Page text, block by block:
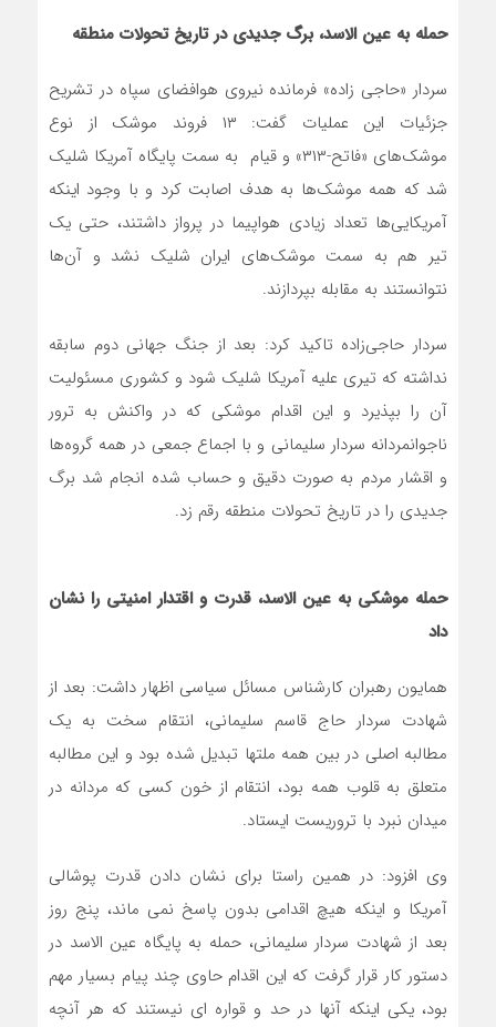
حمله به عین الاسد، برگ جدیدی در تاریخ تحولات منطقه
سردار «حاجی زاده» فرمانده نیروی هوافضای سپاه در تشریح
جزئیات این عملیات گفت: ۱۳ فروند موشک از نوع
موشک‌های «فاتح-۳۱۳» و قیام به سمت پایگاه‌ آمریکا شلیک
شد که همه موشک‌ها به هدف اصابت کرد و با وجود اینکه
آمریکایی‌ها تعداد زیادی هواپیما در پرواز داشتند، حتی یک
تیر هم به سمت موشک‌های ایران شلیک نشد و آن‌ها
نتوانستند به مقابله بپردازند.
سردار حاجی‌زاده تاکید کرد: بعد از جنگ جهانی دوم سابقه
نداشته که تیری علیه آمریکا شلیک شود و کشوری مسئولیت
آن را بپذیرد و این اقدام موشکی که در واکنش به ترور
ناجوانمردانه سردار سلیمانی و با اجماع جمعی در همه گروه‌ها
و اقشار مردم به صورت دقیق و حساب شده انجام شد برگ
جدیدی را در تاریخ تحولات منطقه رقم زد.
حمله موشکی به عین الاسد، قدرت و اقتدار امنیتی را نشان
داد
همایون رهبران کارشناس مسائل سیاسی اظهار داشت: بعد از
شهادت سردار حاج قاسم سلیمانی، انتقام سخت به یک
مطالبه اصلی در بین همه ملتها تبدیل شده بود و این مطالبه
متعلق به قلوب همه بود، انتقام از خون کسی که مردانه در
میدان نبرد با تروریست ایستاد.
وی افزود: در همین راستا برای نشان دادن قدرت پوشالی
آمریکا و اینکه هیچ اقدامی بدون پاسخ نمی ماند، پنج روز
بعد از شهادت سردار سلیمانی، حمله به پایگاه عین الاسد در
دستور کار قرار گرفت که این اقدام حاوی چند پیام بسیار مهم
بود، یکی اینکه آنها در حد و قواره ای نیستند که هر آنچه